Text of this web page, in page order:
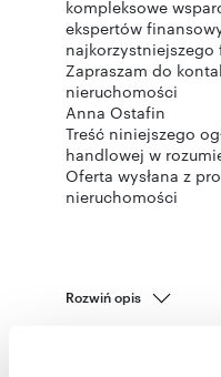
kompleksowe
ekspertów
najkorzystniejszego
Zapraszam do
nieruchomości
Anna Ostafin
Treść niniejszego
handlowej w
Oferta wysłana z
nieruchomości
Rozwiń opis